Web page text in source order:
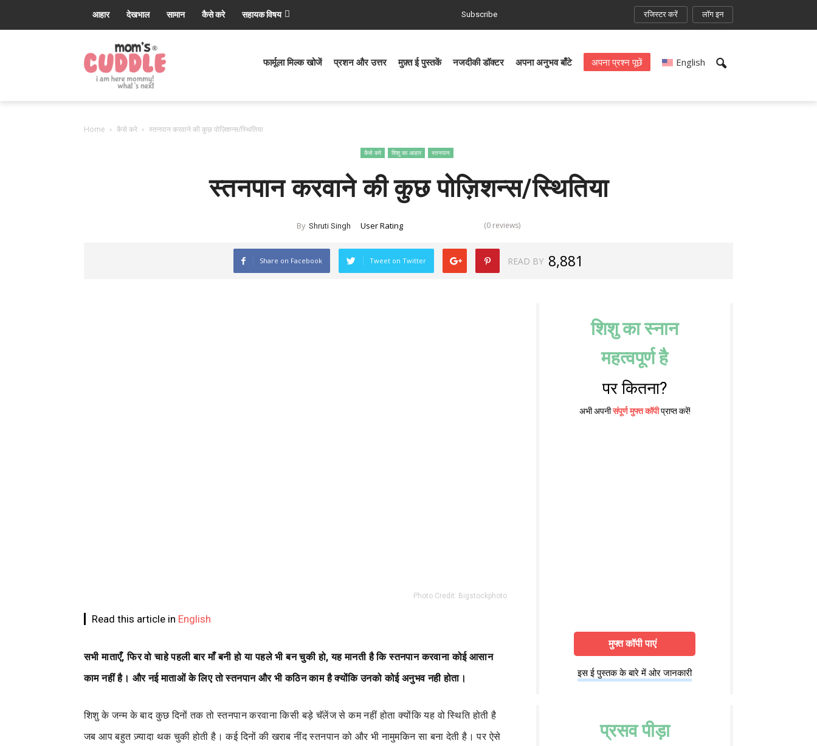
आहार देखभाल सामान कैसे करे सहायक विषय Subscribe रजिस्टर करें लॉग इन
Cuddle®
फार्मूला मिल्क खोजें प्रशन और उत्तर मुफ़्त ई पुस्तकें नजदीकी डॉक्टर अपना अनुभव बाँटे अपना प्रश्न पूछें English
Home कैसे करे स्तनपान करवाने की कुछ पोज़िशन्स/स्थितिया
कैसे करे शिशु का आहार स्तनपान
स्तनपान करवाने की कुछ पोज़िशन्स/स्थितिया
By Shruti Singh User Rating (0 reviews)
Share on Facebook Tweet on Twitter READ BY 8,881
Photo Credit: Bigstockphoto
Read this article in English
सभी माताएँ, फिर वो चाहे पहली बार माँ बनी हो या पहले भी बन चुकी हो, यह मानती है कि स्तनपान करवाना कोई आसान
काम नहीं है। और नई माताओं के लिए तो स्तनपान और भी कठिन काम है क्योंकि उनको कोई अनुभव नही होता।
शिशु के जन्म के बाद कुछ दिनों तक तो स्तनपान करवाना किसी बड़े चॅलेंज से कम नहीं होता क्योंकि यह वो स्थिति होती है
जब आप बहुत ज़्यादा थक चुकी होती है। कई दिनों की खराब नींद स्तनपान को और भी नामुमकिन सा बना देती है। पर ऐसे
शिशु का स्नान
महत्वपूर्ण है
पर कितना?
अभी अपनीसंपूर्ण मुफ्त कॉपीप्राप्त करें!
मुफ्त कॉपी पाएं
इस ई पुस्तक के बारे में ओर जानकारी
प्रसव पीड़ा